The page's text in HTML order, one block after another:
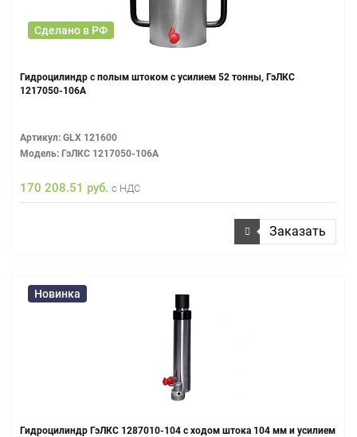
Сделано в РФ
Гидроцилиндр с полым штоком с усилием 52 тонны, ГэЛКС
1217050-106А
Артикул: GLX 121600
Модель: ГэЛКС 1217050-106А
170 208.51 руб. с НДС
Заказать
Новинка
Гидроцилиндр ГэЛКС 1287010-104 с ходом штока 104 мм и усилием